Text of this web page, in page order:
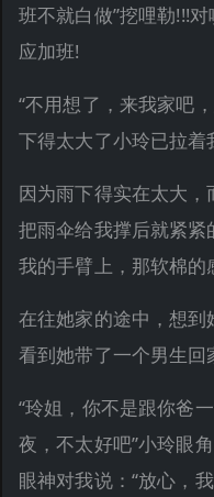
班不就白做”挖哩勒!!!
应加班!
“不用想了，来我家吧
下得太大了小玲已拉着
因为雨下得实在太大
把雨伞给我撑后就紧
我的手臂上，那软棉的
在往她家的途中，想
看到她带了一个男生回
“玲姐，你不是跟你爸
夜，不太好吧”小玲眼
眼神对我说：“放心，